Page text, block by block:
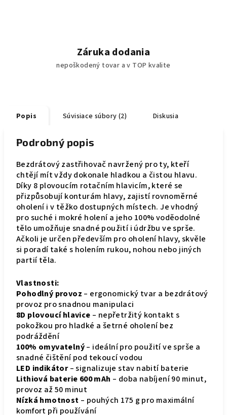
Záruka dodania
nepoškodený tovar a v TOP kvalite
Popis Súvisiace súbory (2) Diskusia
Podrobný popis
Bezdrátový zastřihovač navržený pro ty, kteří
chtějí mít vždy dokonale hladkou a čistou hlavu.
Díky 8 plovoucím rotačním hlavicím, které se
přizpůsobují konturám hlavy, zajistí rovnoměrné
oholení i v těžko dostupných místech. Je vhodný
pro suché i mokré holení a jeho 100% voděodolné
tělo umožňuje snadné použití i údržbu ve sprše.
Ačkoli je určen především pro oholení hlavy, skvěle
si poradí také s holením rukou, nohou nebo jiných
partií těla.
Vlastnosti:
Pohodlný provoz – ergonomický tvar a bezdrátový
provoz pro snadnou manipulaci
8D plovoucí hlavice – nepřetržitý kontakt s
pokožkou pro hladké a šetrné oholení bez
podráždění
100% omyvatelný– ideální pro použití ve sprše a
snadné čištění pod tekoucí vodou
LED indikátor– signalizuje stav nabití baterie
Lithiová baterie 600 mAh – doba nabíjení 90 minut,
provoz až 50 minut
Nízká hmotnost – pouhých 175 g pro maximální
komfort při používání